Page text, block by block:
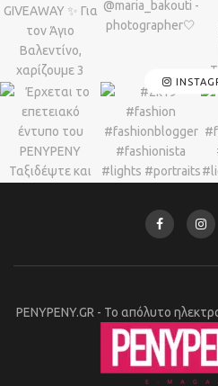
PENYPENY.GR - Το απόλυτο